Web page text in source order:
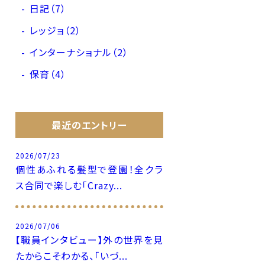
日記（7）
レッジョ（2）
インターナショナル（2）
保育（4）
最近のエントリー
2026/07/23
個性あふれる髪型で登園！全クラ
ス合同で楽しむ「Crazy...
2026/07/06
【職員インタビュー】外の世界を見
たからこそわかる、「いづ...